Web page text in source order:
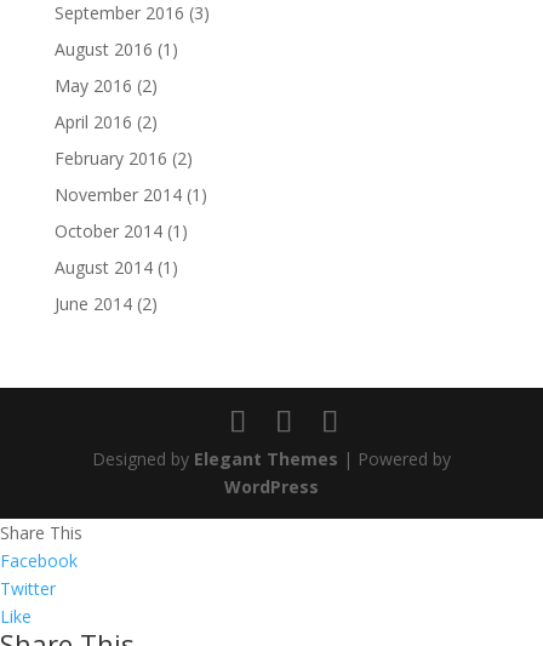
September 2016 (3)
August 2016 (1)
May 2016 (2)
April 2016 (2)
February 2016 (2)
November 2014(1)
October 2014(1)
August 2014(1)
June 2014(2)
Designed by Elegant Themes | Powered by
WordPress
Share This
Facebook
Twitter
Like